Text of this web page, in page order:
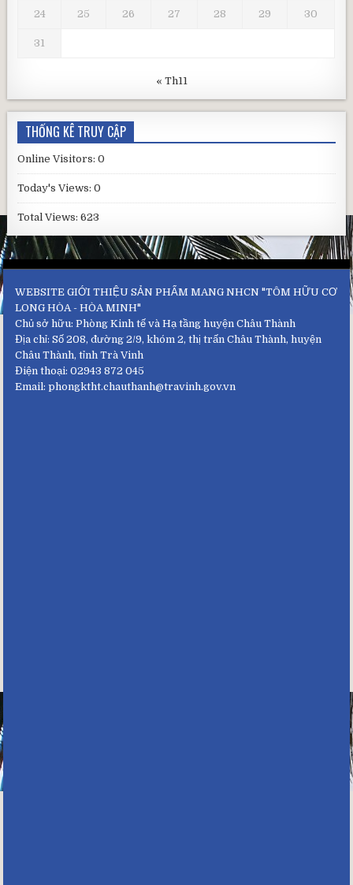
24 25 26 27 28 29 30
31
« Th11
THỐNG KÊ TRUY CẬP
Online Visitors:0
Today's Views:0
Total Views:623
WEBSITE GIỚI THIỆU SẢN PHẨM MANG NHCN "TÔM HỮU CƠ
LONG HÒA - HÒA MINH"
Chủ sở hữu: Phòng Kinh tế và Hạ tầng huyện Châu Thành
Địa chỉ: Số 208, đường 2/9, khóm 2, thị trấn Châu Thành, huyện
Châu Thành, tỉnh Trà Vinh
Điện thoại: 02943 872 045
Email: phongktht.chauthanh@travinh.gov.vn